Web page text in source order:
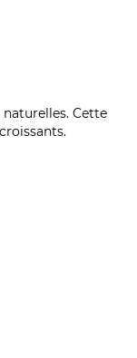
Cette